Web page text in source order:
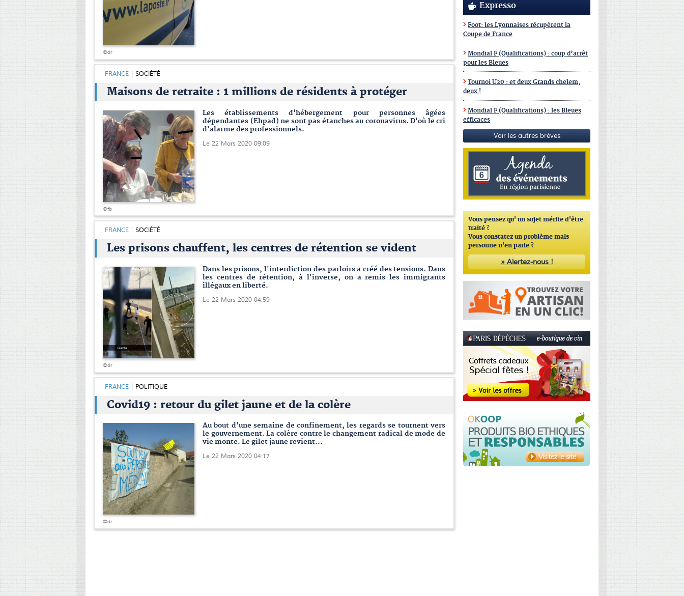
©dr
FRANCE SOCIÉTÉ
Maisons de retraite : 1 millions de résidents à protéger
©fb
Les établissements d'hébergement pour personnes âgées
dépendantes (Ehpad) ne sont pas étanches au coronavirus. D'où le cri
d'alarme des professionnels.
Le 22 Mars 2020 09:09
FRANCE SOCIÉTÉ
Les prisons chauffent, les centres de rétention se vident
©dr
Dans les prisons, l'interdiction des parloirs a créé des tensions. Dans
les centres de rétention, à l'inverse, on a remis les immigrants
illégaux en liberté.
Le 22 Mars 2020 04:59
FRANCE POLITIQUE
Covid19 : retour du gilet jaune et de la colère
©dr
Au bout d'une semaine de confinement, les regards se tournent vers
le gouvernement. La colère contre le changement radical de mode de
vie monte. Le gilet jaune revient...
Le 22 Mars 2020 04:17
Expresso
Foot: les Lyonnaises récupèrent la
Coupe de France
Mondial F (Qualifications) : coup d’arrêt
pour les Bleues
Tournoi U20 : et deux Grands chelem,
deux !
Mondial F (Qualifications) : les Bleues
efficaces
Voir les autres brèves
Vous pensez qu' un sujet mérite d'être
traité ?
Vous constatez un problème mais
personne n'en parle ?
» Alertez-nous !